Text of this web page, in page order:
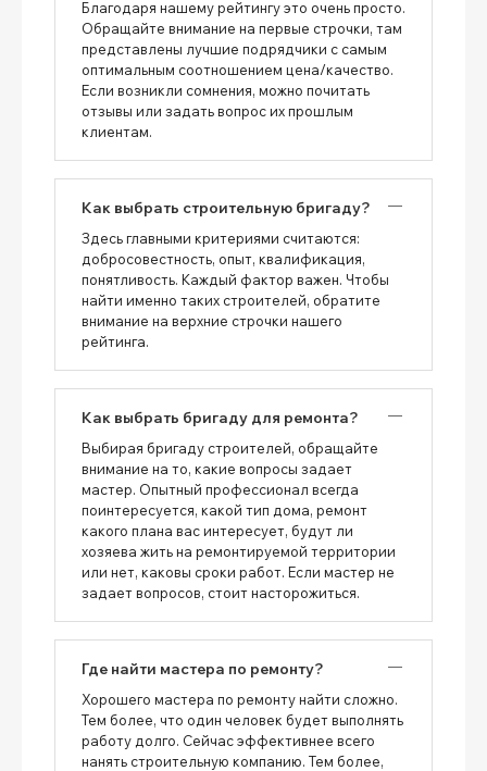
Благодаря нашему рейтингу это очень просто.
Обращайте внимание на первые строчки, там
представлены лучшие подрядчики с самым
оптимальным соотношением цена/качество.
Если возникли сомнения, можно почитать
отзывы или задать вопрос их прошлым
клиентам.
Как выбрать строительную бригаду?
Здесь главными критериями считаются:
добросовестность, опыт, квалификация,
понятливость. Каждый фактор важен. Чтобы
найти именно таких строителей, обратите
внимание на верхние строчки нашего
рейтинга.
Как выбрать бригаду для ремонта?
Выбирая бригаду строителей, обращайте
внимание на то, какие вопросы задает
мастер. Опытный профессионал всегда
поинтересуется, какой тип дома, ремонт
какого плана вас интересует, будут ли
хозяева жить на ремонтируемой территории
или нет, каковы сроки работ. Если мастер не
задает вопросов, стоит насторожиться.
Где найти мастера по ремонту?
Хорошего мастера по ремонту найти сложно.
Тем более, что один человек будет выполнять
работу долго. Сейчас эффективнее всего
нанять строительную компанию. Тем более,